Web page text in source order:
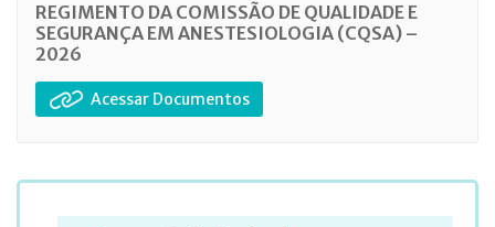
REGIMENTO DA COMISSÃO DE QUALIDADE E
SEGURANÇA EM ANESTESIOLOGIA (CQSA) –
2026
Acessar Documentos